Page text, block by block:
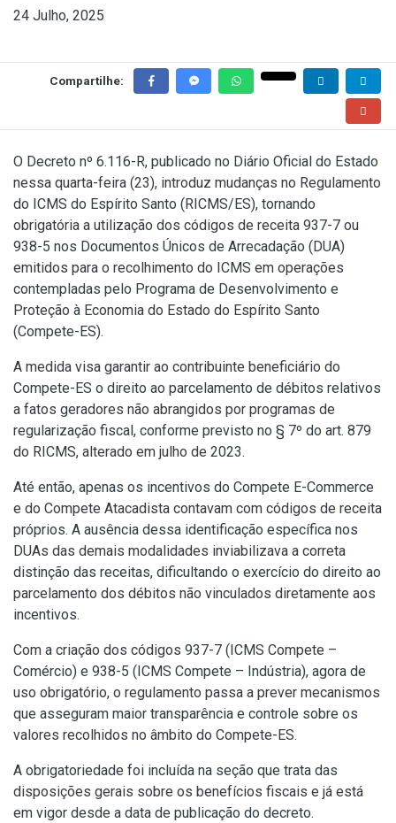
24 Julho, 2025
Compartilhe:
O Decreto nº 6.116-R, publicado no Diário Oficial do Estado
nessa quarta-feira (23), introduz mudanças no Regulamento
do ICMS do Espírito Santo (RICMS/ES), tornando
obrigatória a utilização dos códigos de receita 937-7 ou
938-5 nos Documentos Únicos de Arrecadação (DUA)
emitidos para o recolhimento do ICMS em operações
contempladas pelo Programa de Desenvolvimento e
Proteção à Economia do Estado do Espírito Santo
(Compete-ES).
A medida visa garantir ao contribuinte beneficiário do
Compete-ES o direito ao parcelamento de débitos relativos
a fatos geradores não abrangidos por programas de
regularização fiscal, conforme previsto no § 7º do art. 879
do RICMS, alterado em julho de 2023.
Até então, apenas os incentivos do Compete E-Commerce
e do Compete Atacadista contavam com códigos de receita
próprios. A ausência dessa identificação específica nos
DUAs das demais modalidades inviabilizava a correta
distinção das receitas, dificultando o exercício do direito ao
parcelamento dos débitos não vinculados diretamente aos
incentivos.
Com a criação dos códigos 937-7 (ICMS Compete –
Comércio) e 938-5 (ICMS Compete – Indústria), agora de
uso obrigatório, o regulamento passa a prever mecanismos
que asseguram maior transparência e controle sobre os
valores recolhidos no âmbito do Compete-ES.
A obrigatoriedade foi incluída na seção que trata das
disposições gerais sobre os benefícios fiscais e já está
em vigor desde a data de publicação do decreto.